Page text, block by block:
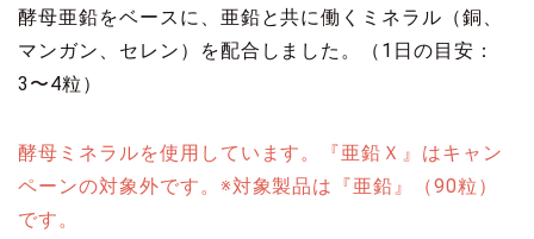
酵母亜鉛をベースに、亜鉛と共に働くミネラル（銅、
マンガン、セレン）を配合しました。（1日の目安：
3〜4粒）
酵母ミネラルを使用しています。『亜鉛Ｘ』はキャン
ペーンの対象外です。※対象製品は『亜鉛』（90粒）
です。